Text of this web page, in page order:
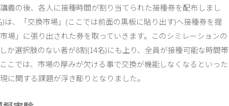
義の後、各人に接種時間が割り当てられた接種券を配布しまし
は、「交換市場」(ここでは前面の黒板に貼り出す)へ接種券を提
場」に張り出された券を取っていきます。このシミレーションの
か選択肢のない者が8割(14名)にも上り、全員が接種可能な時間帯
こでは、市場の厚みが欠ける事で交換が機能しなくなるといった
に関する課題が浮き彫りとなりました。